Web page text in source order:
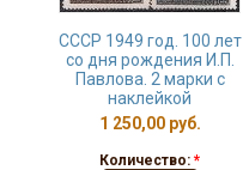
СССР 1949 год. 100 лет
со дня рождения И.П.
Павлова. 2 марки с
наклейкой
1 250,00 руб.
Количество: *